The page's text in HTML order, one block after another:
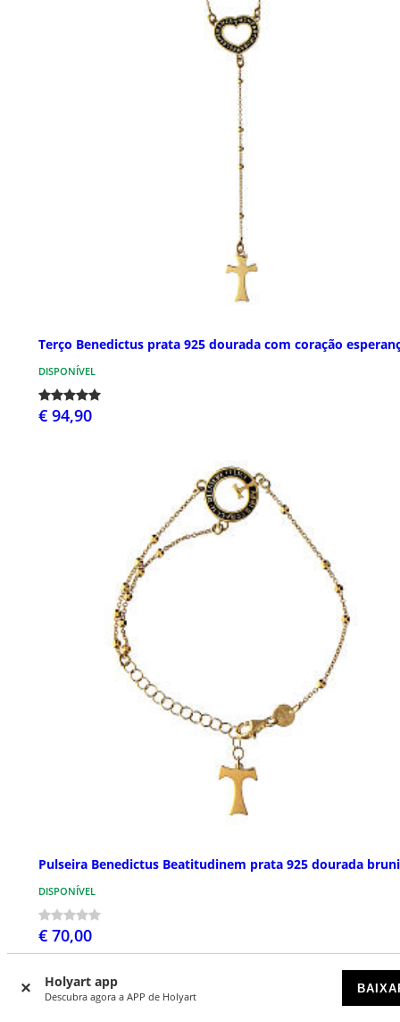
Holyart app
Descubra agora a APP de Holyart
Terço Benedictus prata 925 dourada com coração
DISPONÍVEL
€ 94,90
Pulseira Benedictus Beatitudinem prata 925 dourada
DISPONÍVEL
€ 70,00